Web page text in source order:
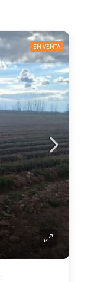
EN VENTA